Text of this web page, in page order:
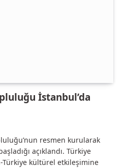
İstanbul’da
resmen kurularak
açıklandı. Türkiye
Türkiye kültürel etkileşimine